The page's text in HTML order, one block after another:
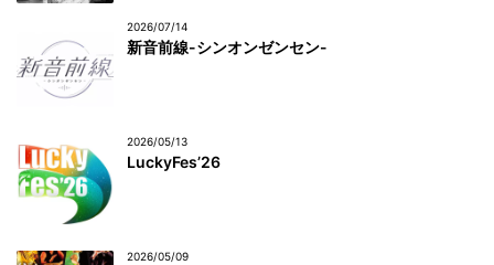
2026/07/14
新音前線-シンオンゼンセン-
2026/05/13
LuckyFes’26
2026/05/09